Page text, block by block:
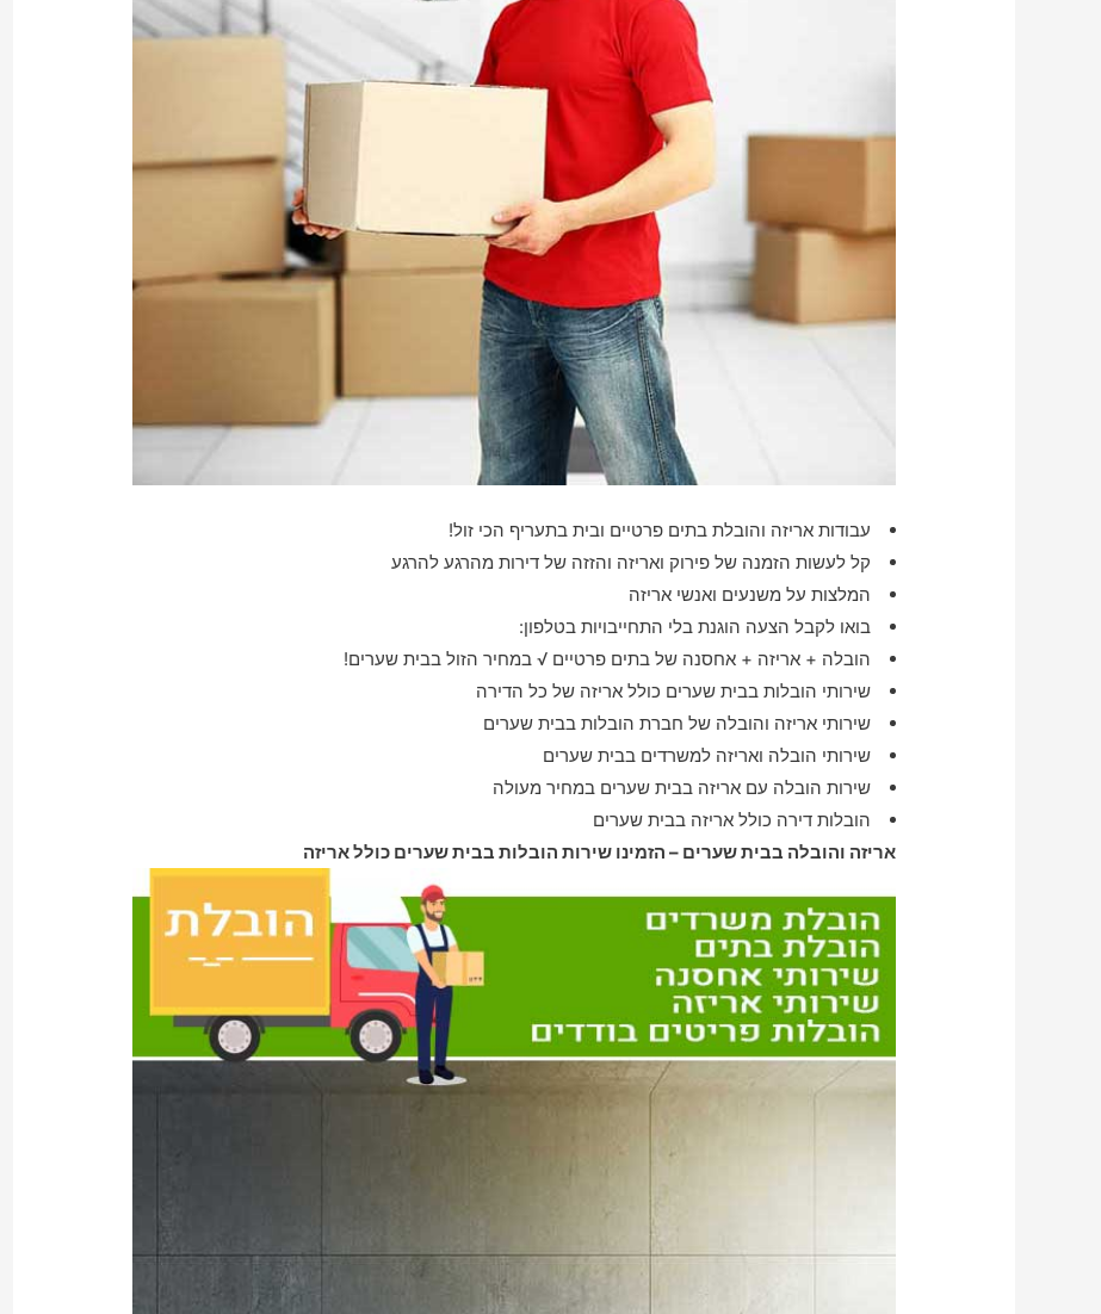
עבודות אריזה והובלת בתים פרטיים ובית בתעריף הכי זול!
קל לעשות הזמנה של פירוק ואריזה והזזה של דירות מהרגע להרגע
המלצות על משנעים ואנשי אריזה
בואו לקבל הצעה הוגנת בלי התחייבויות בטלפון:
הובלה + אריזה + אחסנה של בתים פרטיים √ במחיר הזול בבית שערים!
שירותי הובלות בבית שערים כולל אריזה של כל הדירה
שירותי אריזה והובלה של חברת הובלות בבית שערים
שירותי הובלה ואריזה למשרדים בבית שערים
שירות הובלה עם אריזה בבית שערים במחיר מעולה
הובלות דירה כולל אריזה בבית שערים
אריזה והובלה בבית שערים – הזמינו שירות הובלות בבית שערים כולל אריזה